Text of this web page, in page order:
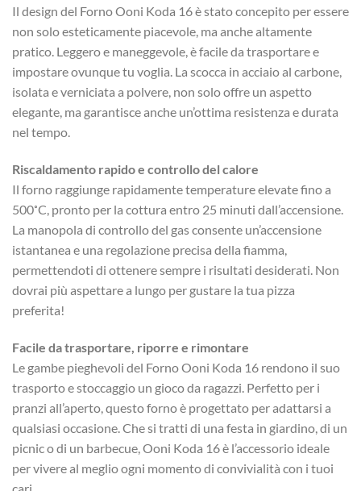
Il design del Forno Ooni Koda 16 è stato concepito per essere
non solo esteticamente piacevole, ma anche altamente
pratico. Leggero e maneggevole, è facile da trasportare e
impostare ovunque tu voglia. La scocca in acciaio al carbone,
isolata e verniciata a polvere, non solo offre un aspetto
elegante, ma garantisce anche un’ottima resistenza e durata
nel tempo.
Riscaldamento rapido e controllo del calore
Il forno raggiunge rapidamente temperature elevate fino a
500˚C, pronto per la cottura entro 25 minuti dall’accensione.
La manopola di controllo del gas consente un’accensione
istantanea e una regolazione precisa della fiamma,
permettendoti di ottenere sempre i risultati desiderati. Non
dovrai più aspettare a lungo per gustare la tua pizza
preferita!
Facile da trasportare, riporre e rimontare
Le gambe pieghevoli del Forno Ooni Koda 16 rendono il suo
trasporto e stoccaggio un gioco da ragazzi. Perfetto per i
pranzi all’aperto, questo forno è progettato per adattarsi a
qualsiasi occasione. Che si tratti di una festa in giardino, di un
picnic o di un barbecue, Ooni Koda 16 è l’accessorio ideale
per vivere al meglio ogni momento di convivialità con i tuoi